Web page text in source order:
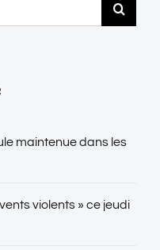
maintenue dans les
violents » ce jeudi